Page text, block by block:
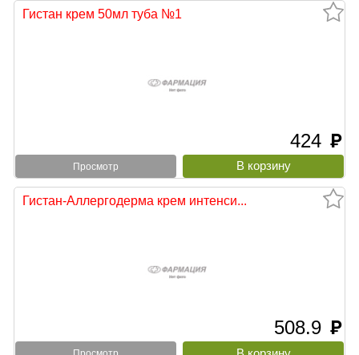
Гистан крем 50мл туба №1
424 руб
Просмотр
Гистан-Аллергодерма крем интенси...
508.9 руб